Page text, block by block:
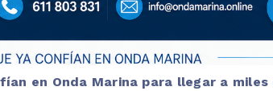
en Onda Marina para llegar a miles